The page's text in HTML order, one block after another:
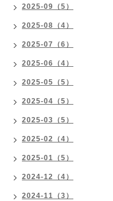
2025-09（5）
2025-08（4）
2025-07（6）
2025-06（4）
2025-05（5）
2025-04（5）
2025-03（5）
2025-02（4）
2025-01（5）
2024-12（4）
2024-11（3）